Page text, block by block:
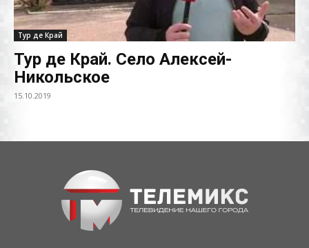
Тур де Край
Тур де Край. Село Алексей-
Никольское
15.10.2019